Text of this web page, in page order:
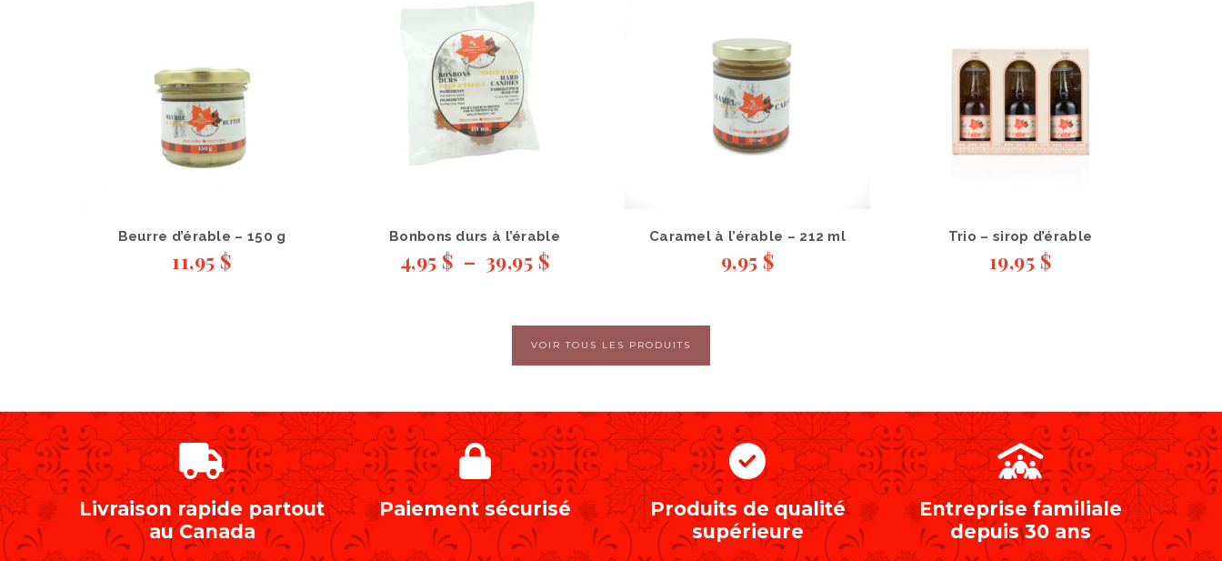
Beurre d’érable – 150 g
11,95 $
Bonbons durs à l’érable
4,95 $ – 39,95 $
Caramel à l’érable – 212 ml
9,95 $
Trio – sirop d’érable
19,95 $
VOIR TOUS LES PRODUITS
Livraison rapide partout
au Canada
Paiement sécurisé
Produits de qualité
supérieure
Entreprise familiale
depuis 30 ans